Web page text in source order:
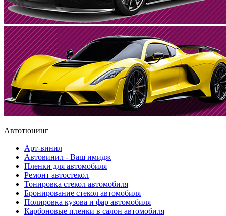
Автотюнинг
Арт-винил
Автовинил - Ваш имидж
Пленки для автомобиля
Ремонт автостекол
Тонировка стекол автомобиля
Бронирование стекол автомобиля
Полировка кузова и фар автомобиля
Карбоновые пленки в салон автомобиля